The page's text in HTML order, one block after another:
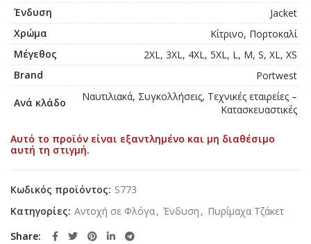
Ένδυση
Jacket
Χρώμα
Κίτρινο, Πορτοκαλί
Μέγεθος
2XL, 3XL, 4XL, 5XL, L, M, S, XL, XS
Brand
Portwest
Ανά κλάδο
Ναυτιλιακά, Συγκολλήσεις, Τεχνικές εταιρείες –
Κατασκευαστικές
Αυτό το προϊόν είναι εξαντλημένο και μη διαθέσιμο
αυτή τη στιγμή.
Κωδικός προϊόντος: S773
Κατηγορίες: Αντοχή σε Φλόγα, Ένδυση , Πυρίμαχα Τζάκετ
Share